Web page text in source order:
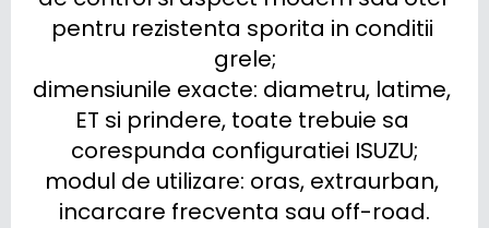
pentru rezistenta sporita in conditii
grele;
dimensiunile exacte: diametru, latime,
ET si prindere, toate trebuie sa
corespunda configuratiei ISUZU;
modul de utilizare: oras, extraurban,
incarcare frecventa sau off-road.